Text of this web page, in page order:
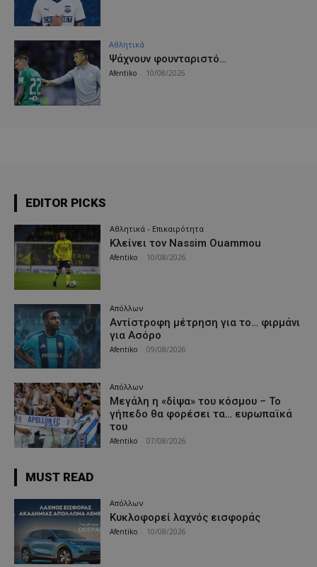
Αθλητικά
Ψάχνουν φουνταριστό…
Afentiko 10/08/2026
EDITOR PICKS
Αθλητικά - Επικαιρότητα
Κλείνει τον Nassim Ouammou
Afentiko 10/08/2026
Απόλλων
Αντίστροφη μέτρηση για το… φιρμάνι
για Ασόρο
Afentiko 09/08/2026
Απόλλων
Μεγάλη η «δίψα» του κόσμου – Το
γήπεδο θα φορέσει τα… ευρωπαϊκά
του
Afentiko 07/08/2026
MUST READ
Απόλλων
Κυκλοφορεί λαχνός εισφοράς
Afentiko 10/08/2026